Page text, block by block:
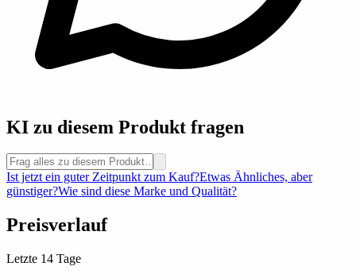
KI zu diesem Produkt fragen
Ist jetzt ein guter Zeitpunkt zum Kauf?Etwas Ähnliches, aber
günstiger?Wie sind diese Marke und Qualität?
Preisverlauf
Letzte 14 Tage